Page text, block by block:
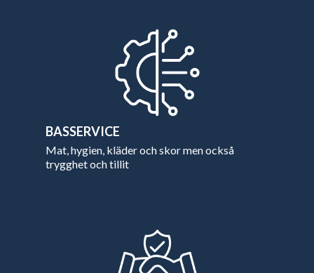
BASSERVICE
Mat, hygien, kläder och skor men också
trygghet och tillit